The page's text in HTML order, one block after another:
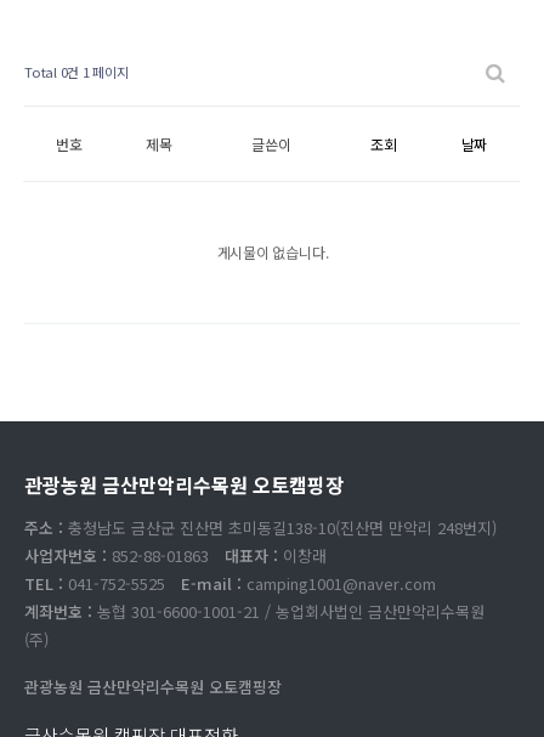
Total 0건 1 페이지
번호 제목 글쓴이 조회 날짜
게시물이 없습니다.
관광농원 금산만악리수목원 오토캠핑장
주소 : 충청남도 금산군 진산면 초미동길138-10(진산면 만악리 248번지)
사업자번호 : 852-88-01863 대표자 : 이창래
TEL : 041-752-5525 E-mail : camping1001@naver.com
계좌번호 : 농협 301-6600-1001-21 / 농업회사법인 금산만악리수목원
(주)
관광농원 금산만악리수목원 오토캠핑장